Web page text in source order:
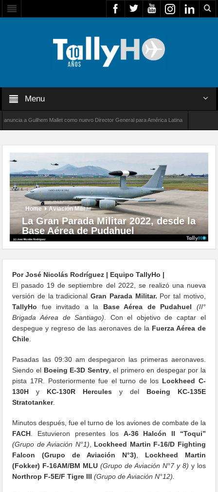
Menu
Mallet como nuevo Director General para América Latina Thales multiplica
Home Aviación Militar
La Gran Parada Militar 2022, desde la
Base Aérea de Pudahuel
Por José Nicolás Rodríguez | Equipo TallyHo |
El pasado 19 de septiembre del 2022, se realizó una nueva
versión de la tradicional Gran Parada Militar. Por tal motivo,
TallyHo fue invitado a la Base Aérea de Pudahuel
(II°
Brigada Aérea de Santiago) . Con el objetivo de captar el
despegue y regreso de las aeronaves de la Fuerza Aérea de
Chile
Pasadas las 09:30 am despegaron las primeras aeronaves.
Siendo el Boeing E-3D Sentry, el primero en despegar por la
pista 17R. Posteriormente fue el turno de los Lockheed C-
130H y KC-130R Hercules y del Boeing KC-135E
Stratotanker.
Minutos después, fue el turno de los aviones de combate de la
FACH . Estuvieron presentes los A-36 Halcón II “Toqui”
(Grupo de Aviación N°1)
Lockheed Martin F-16/D Fighting
Falcon
(Grupo de Aviación N°3)
Lockheed Martin
(Fokker) F-16AM/BM MLU (Grupo de Aviación N°7 y 8) y los
Northrop F-5E/F Tigre III (Grupo de Aviación N°12).